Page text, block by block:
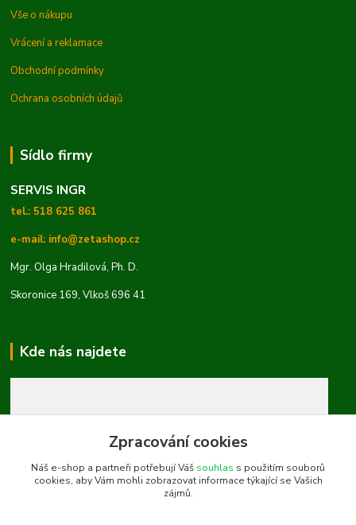
Vše o nákupu
Vrácení a reklamace
Obchodní podmínky
Ochrana osobních údajů
Sídlo firmy
SERVIS INGR
tel.: 518 625 861
e-mail: info@zetashop.cz
Mgr. Olga Hradilová, Ph. D.
Skoronice 169, Vlkoš 696 41
Kde nás najdete
Zpracování cookies
Náš e-shop a partneři potřebují Váš souhlas s použitím souborů
cookies, aby Vám mohli zobrazovat informace týkající se Vašich
zájmů.